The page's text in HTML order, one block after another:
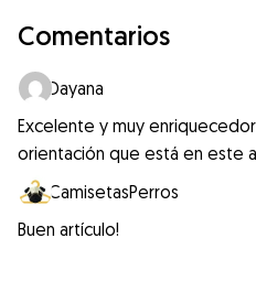
Comentarios
Dayana
Excelente y muy
orientación que está en este
CamisetasPerros
Buen artículo!